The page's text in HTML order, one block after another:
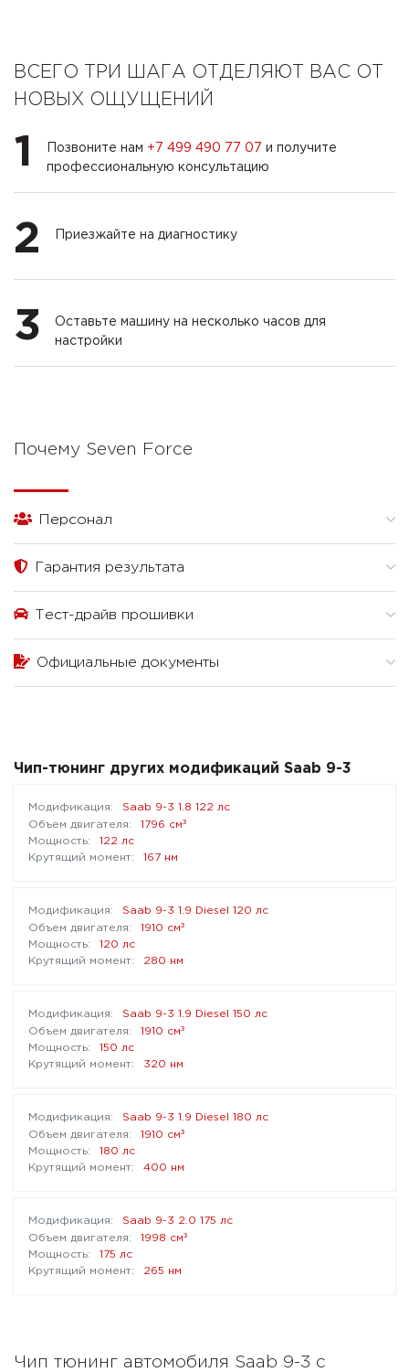
ВСЕГО ТРИ ШАГА ОТДЕЛЯЮТ ВАС ОТ
НОВЫХ ОЩУЩЕНИЙ
1 Позвоните нам +7 499 490 77 07 и получите
профессиональную консультацию
2 Приезжайте на диагностику
3
Оставьте машину на несколько часов для
настройки
Почему Seven Force
Персонал
Гарантия результата
Тест-драйв прошивки
Официальные документы
Чип-тюнинг других модификаций Saab 9-3
Saab 9-3 1.8 122 лс
1796 см³
122 лс
167 нм
Saab 9-3 1.9 Diesel 120 лс
1910 см³
120 лс
280 нм
Saab 9-3 1.9 Diesel 150 лс
1910 см³
150 лс
320 нм
Saab 9-3 1.9 Diesel 180 лс
1910 см³
180 лс
400 нм
Saab 9-3 2.0 175 лс
1998 см³
175 лс
265 нм
Чип тюнинг автомобиля Saab 9-3 с